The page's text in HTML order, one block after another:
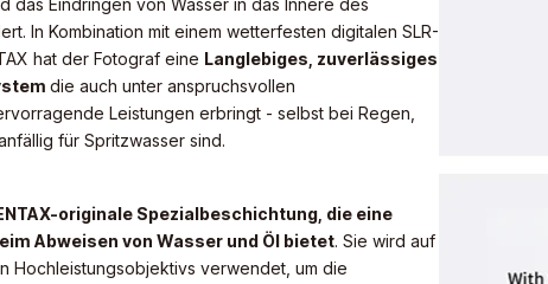
das Eindringen von Wasser in das Innere des
In Kombination mit einem wetterfesten digitalen SLR-
hat der Fotograf eine Langlebiges, zuverlässiges
die auch unter anspruchsvollen
Leistungen erbringt - selbst bei Regen,
für Spritzwasser sind.
originale Spezialbeschichtung, die eine
Abweisen von Wasser und Öl bietet. Sie wird auf
Hochleistungsobjektivs verwendet, um die